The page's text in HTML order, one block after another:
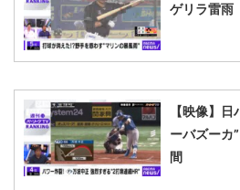
ゲリラ雷雨
【映像】
ーバズーカ
間